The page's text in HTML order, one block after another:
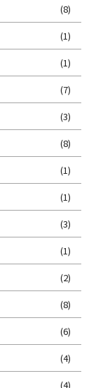
(8)
(1)
(1)
(7)
(3)
(8)
(1)
(1)
(3)
(1)
(2)
(8)
(6)
(4)
(4)